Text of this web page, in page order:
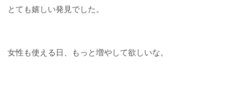
とても嬉しい発見でした。
女性も使える日、もっと増やして欲しいな。